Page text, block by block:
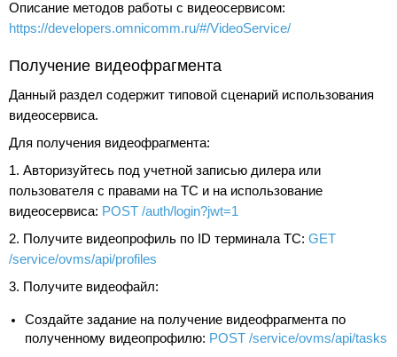
Описание методов работы с видеосервисом:
https://developers.omnicomm.ru/#/VideoService/
Получение видеофрагмента
Данный раздел содержит типовой сценарий использования
видеосервиса.
Для получения видеофрагмента:
1. Авторизуйтесь под учетной записью дилера или
пользователя с правами на ТС и на использование
видеосервиса: POST /auth/login?jwt=1
2. Получите видеопрофиль по ID терминала ТС: GET
/service/ovms/api/profiles
3. Получите видеофайл:
Создайте задание на получение видеофрагмента по
полученному видеопрофилю: POST /service/ovms/api/tasks